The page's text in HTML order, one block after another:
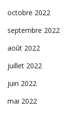
octobre 2022
septembre 2022
août 2022
juillet 2022
juin 2022
mai 2022